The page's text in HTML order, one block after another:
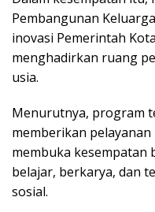
Pembangunan
inovasi Pemerintah
menghadirkan ruang
usia.
Menurutnya, program
memberikan
membuka kesempatan
belajar, berkarya, dan
sosial.